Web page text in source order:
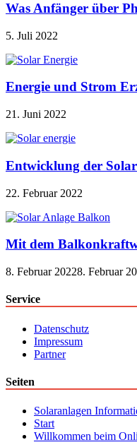
Was Anfänger über
5. Juli 2022
Energie und Strom
21. Juni 2022
Entwicklung der
22. Februar 2022
Mit dem
8. Februar 20228. Februar
Service
Datenschutz
Impressum
Partner
Seiten
Solaranlagen
Start
Willkommen beim